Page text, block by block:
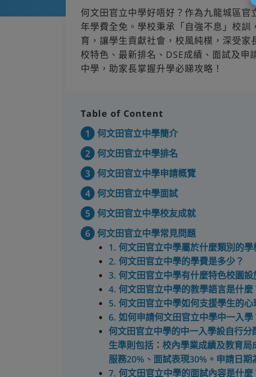
何文田官立中學好唔好？作為九龍城區
年學費全免。學校秉承「自強不息」校訓
育，讓學生貢獻社會，校風純樸，深受
校特色、最新排名、DSE成績、面試及申
中學，助家長掌握升學必睇攻略！
Table of Content
1
何文田官立中學簡介
2 何文田官立中學排名
3 何文田官立中學申請概覽
4 何文田官立中學面試
5 何文田官立中學校友成就
6 何文田官立中學常見問題
1. 何文田官立中學屬於什麼類別的學
2. 何文田官立中學的學費是多少？
3. 何文田官立中學有什麼特色校園設
4. 何文田官立中學的教學語言是什麼
5. 何文田官立中學如何支援學生的心
6. 如何申請何文田官立中學中一入學
何文田官立中學的中一入學設自行
生準則包括：校內學業成績及教育
服務20%、面試表現30%。申請日期
7. 何文田官立中學的面試內容是什麼